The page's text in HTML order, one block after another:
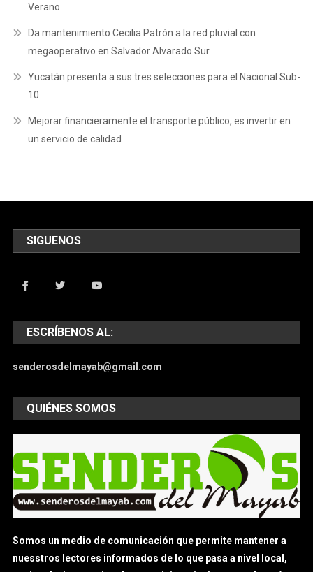
Verano
Da mantenimiento Cecilia Patrón a la red pluvial con
megaoperativo en Salvador Alvarado Sur
Yucatán presenta a sus tres selecciones para el Nacional Sub-
10
Mejorar financieramente el transporte público, es invertir en
un servicio de calidad
SIGUENOS
ESCRÍBENOS AL:
senderosdelmayab@gmail.com
QUIÉNES SOMOS
Somos un medio de comunicación que permite mantener a
nuesstros lectores informados de lo que pasa a nivel local,